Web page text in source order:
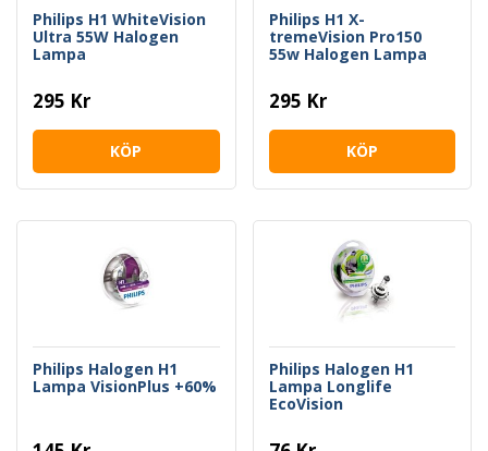
Philips H1 WhiteVision
Ultra 55W Halogen
Lampa
295 Kr
KÖP
Philips H1 X-
tremeVision Pro150
55w Halogen Lampa
295 Kr
KÖP
Philips Halogen H1
Lampa VisionPlus +60%
Philips Halogen H1
Lampa Longlife
EcoVision